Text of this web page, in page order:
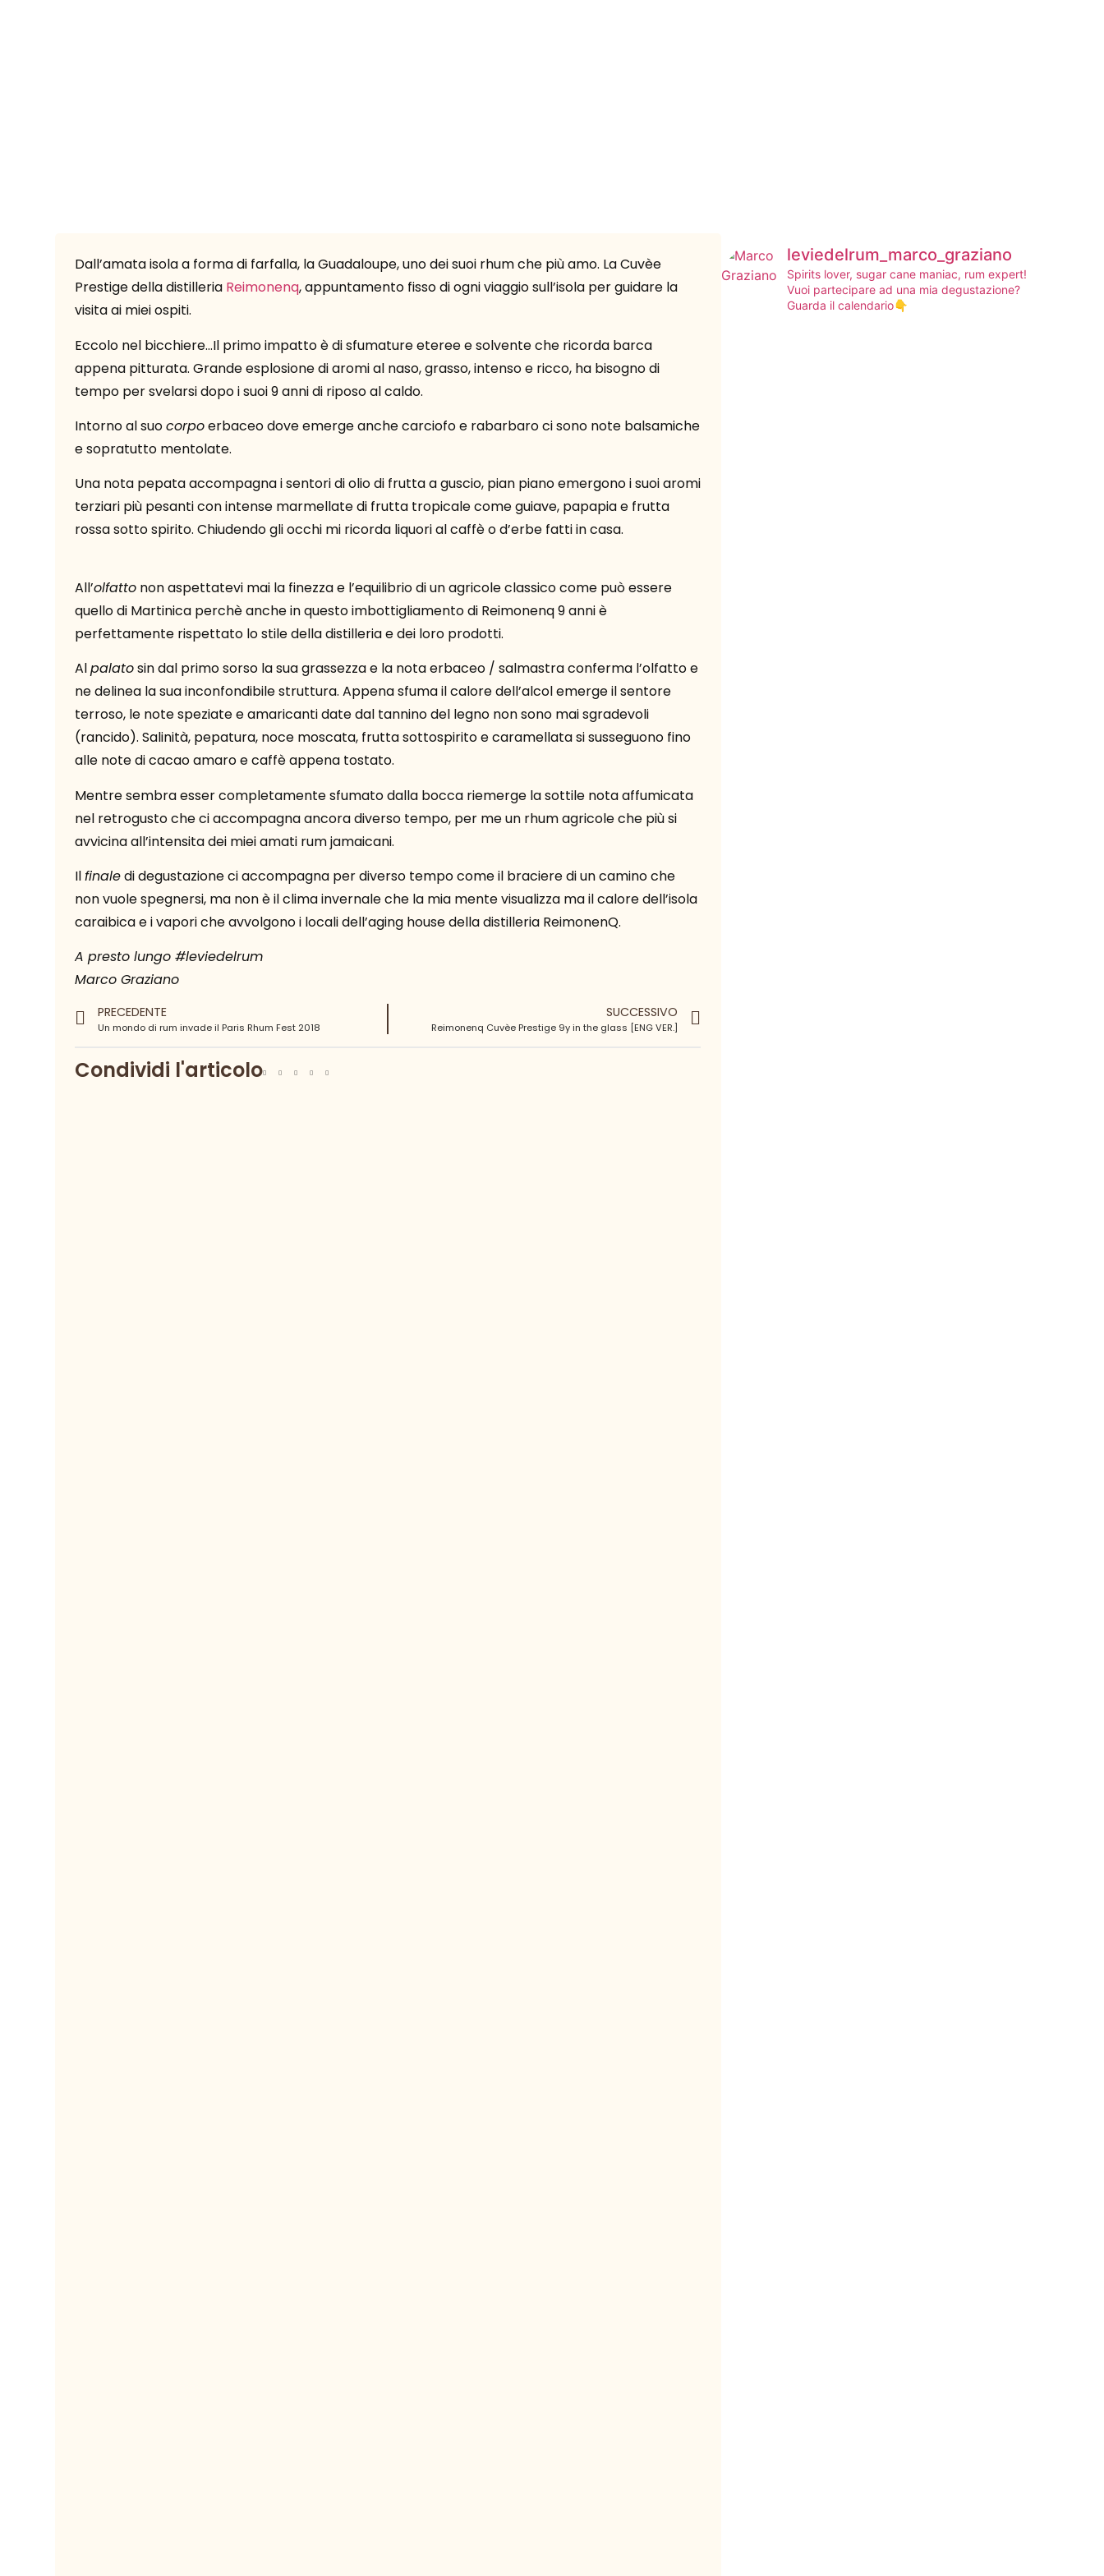
Dall’amata isola a forma di farfalla, la Guadaloupe, uno dei suoi rhum che più amo. La Cuvèe
Prestige della distilleria Reimonenq, appuntamento fisso di ogni viaggio sull’isola per guidare la
visita ai miei ospiti.
Eccolo nel bicchiere…Il primo impatto è di sfumature eteree e solvente che ricorda barca
appena pitturata. Grande esplosione di aromi al naso, grasso, intenso e ricco, ha bisogno di
tempo per svelarsi dopo i suoi 9 anni di riposo al caldo.
Intorno al suocorpoerbaceo dove emerge anche carciofo e rabarbaro ci sono note balsamiche
e sopratutto mentolate.
Una nota pepata accompagna i sentori di olio di frutta a guscio, pian piano emergono i suoi aromi
terziari più pesanti con intense marmellate di frutta tropicale come guiave, papapia e frutta
rossa sotto spirito. Chiudendo gli occhi mi ricorda liquori al caffè o d’erbe fatti in casa.
All’olfatto non aspettatevi mai la finezza e l’equilibrio di un agricole classico come può essere
quello di Martinica perchè anche in questo imbottigliamento di Reimonenq 9 anni è
perfettamente rispettato lo stile della distilleria e dei loro prodotti.
Alpalatosin dal primo sorso la sua grassezza e la nota erbaceo / salmastra conferma l’olfatto e
ne delinea la sua inconfondibile struttura. Appena sfuma il calore dell’alcol emerge il sentore
terroso, le note speziate e amaricanti date dal tannino del legno non sono mai sgradevoli
(rancido). Salinità, pepatura, noce moscata, frutta sottospirito e caramellata si susseguono fino
alle note di cacao amaro e caffè appena tostato.
Mentre sembra esser completamente sfumato dalla bocca riemerge la sottile nota affumicata
nel retrogusto che ci accompagna ancora diverso tempo, per me un rhum agricole che più si
avvicina all’intensita dei miei amati rum jamaicani.
Ilfinaledi degustazione ci accompagna per diverso tempo come il braciere di un camino che
non vuole spegnersi, ma non è il clima invernale che la mia mente visualizza ma il calore dell’isola
caraibica e i vapori che avvolgono i locali dell’aging house della distilleria ReimonenQ.
A presto lungo #leviedelrum
Marco Graziano
PRECEDENTE
Un mondo di rum invade il Paris Rhum Fest 2018
SUCCESSIVO
Reimonenq Cuvèe Prestige 9y in the glass [ENG VER.]
Condividi l'articolo
leviedelrum_marco_graziano
Spirits lover, sugar cane maniac, rum expert!
Vuoi partecipare ad una mia degustazione?
Guarda il calendario👇